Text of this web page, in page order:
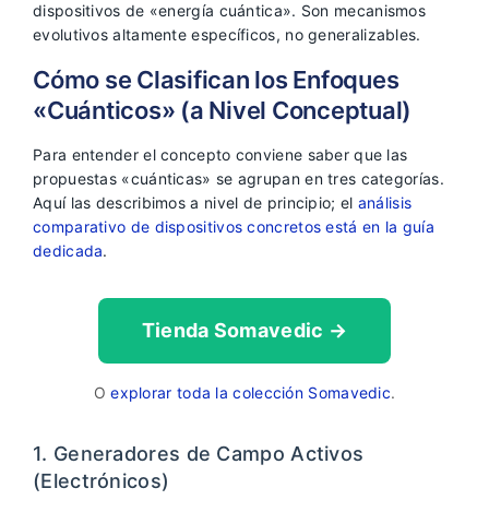
dispositivos de «energía cuántica». Son mecanismos
evolutivos altamente específicos, no generalizables.
Cómo se Clasifican los Enfoques
«Cuánticos» (a Nivel Conceptual)
Para entender el concepto conviene saber que las
propuestas «cuánticas» se agrupan en tres categorías.
Aquí las describimos a nivel de principio; el análisis
comparativo de dispositivos concretos está en la guía
dedicada.
Tienda Somavedic →
Oexplorar toda la colección Somavedic.
1. Generadores de Campo Activos
(Electrónicos)